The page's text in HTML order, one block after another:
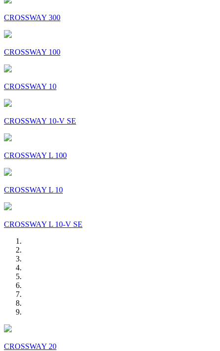
CROSSWAY 300
CROSSWAY 100
CROSSWAY 10
CROSSWAY 10-V SE
CROSSWAY L 100
CROSSWAY L 10
CROSSWAY L 10-V SE
CROSSWAY 20